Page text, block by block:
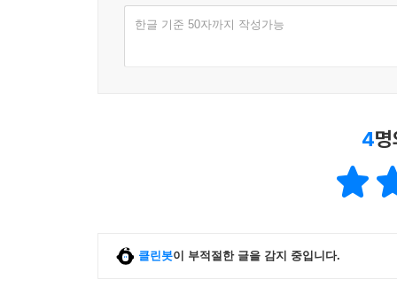
한글 기준 50자까지 작성가능
4
클린봇이 부적절한 글을 감지 중입니다.